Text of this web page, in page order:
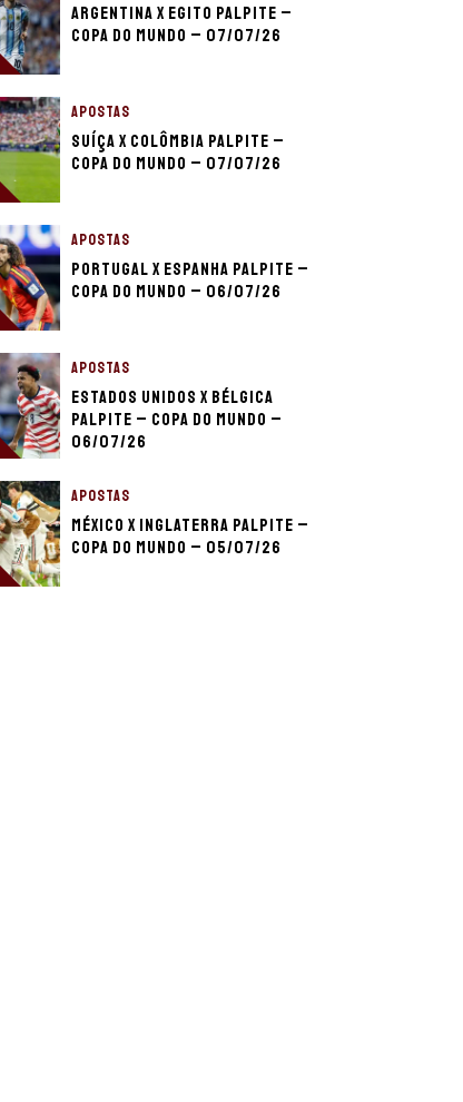
Argentina x Egito palpite –
Copa do Mundo – 07/07/26
APOSTAS
Suíça x Colômbia palpite –
Copa do Mundo – 07/07/26
APOSTAS
Portugal x Espanha palpite –
Copa do Mundo – 06/07/26
APOSTAS
Estados Unidos x Bélgica
palpite – Copa do Mundo –
06/07/26
APOSTAS
México x Inglaterra palpite –
Copa do Mundo – 05/07/26